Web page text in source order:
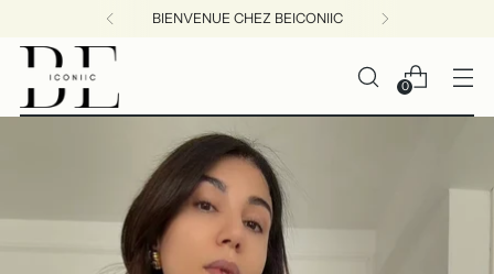
BIENVENUE CHEZ BEICONIIC
0